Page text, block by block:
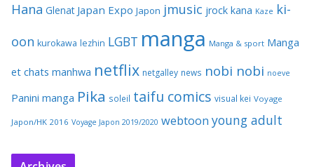
Hana Glenat Japan Expo Japon jmusic jrock kana Kaze ki-
oon kurokawa lezhin LGBT manga Manga & sport Manga
et chats manhwa netflix netgalley news nobi nobi noeve
Panini manga Pika soleil taifu comics visual kei Voyage
Japon/HK 2016 Voyage Japon 2019/2020 webtoon young adult